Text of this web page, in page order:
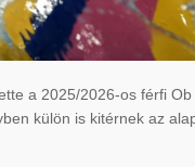
a 2025/2026-os férfi
külön is kitérnek az